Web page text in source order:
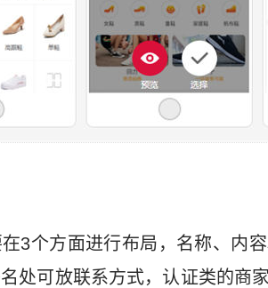
3个方面进行布局，名称、内
处可放联系方式，认证类的商